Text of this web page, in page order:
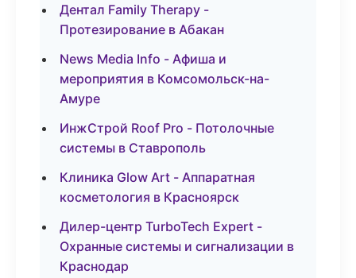
Дентал Family Therapy -
Протезирование в Абакан
News Media Info - Афиша и
мероприятия в Комсомольск-на-
Амуре
ИнжСтрой Roof Pro - Потолочные
системы в Ставрополь
Клиника Glow Art - Аппаратная
косметология в Красноярск
Дилер-центр TurboTech Expert -
Охранные системы и сигнализации в
Краснодар